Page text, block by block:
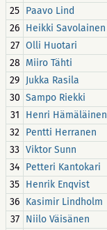
25 Paavo Lind
26 Heikki Savolainen
27 Olli Huotari
28 Miiro Tähti
29 Jukka Rasila
30 Sampo Riekki
31
Henri Hämäläinen
32 Pentti Herranen
33 Viktor Sunn
34 Petteri Kantokari
35 Henrik Enqvist
36 Kasimir Lindholm
37
Niilo Väisänen